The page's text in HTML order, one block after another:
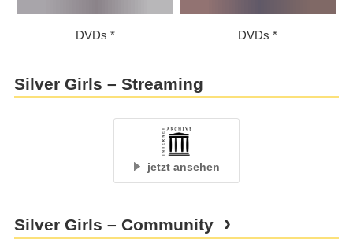
DVDs DVDs
Silver Girls – Streaming
jetzt ansehen
Silver Girls – Community